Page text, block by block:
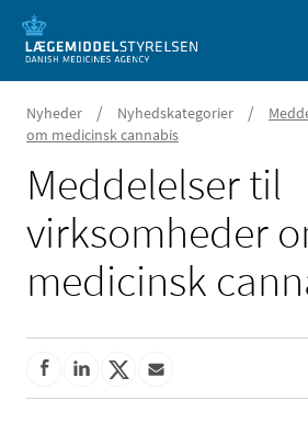
Nyheder / Nyhedskategorier /
om medicinsk cannabis
Meddelelser til
virksomheder
medicinsk